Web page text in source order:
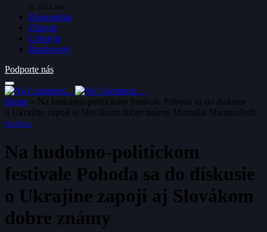
28. JÚLA 2026
Ekonomika
Zdravie
Lifestyle
Rozhovory
Podporte nás
Home » Na hudobno-politickom festivale Pohoda sa do diskusie
o Ukrajine zapojí aj Slovákom dobre známy Mamuka Mamulašvili
POLITIKA
Na hudobno-politickom
festivale Pohoda sa do diskusie
o Ukrajine zapojí aj Slovákom
dobre známy